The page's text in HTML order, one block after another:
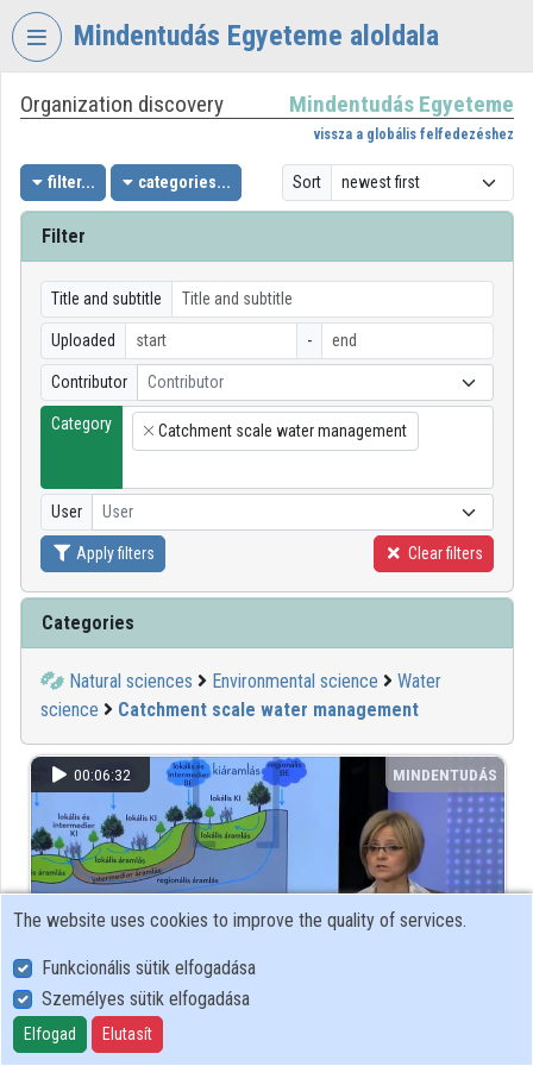
Skip header
Mindentudás Egyeteme aloldala
VIDEOTORIUM
MINDENTUDÁS
EGYETEME
Organization home
Log In
Organization discovery
Categories
Organization playlists
Organizations
Contributors
Organization discovery Mindentudás Egyeteme
vissza a globális felfedezéshez
filter... categories... Sort
Filter
Title and subtitle
Uploaded -
Contributor Contributor
Category
×
Catchment scale water management
User User
Apply filters Clear filters
Categories
Natural sciences Environmental science
Water
science
Catchment scale water management
00:06:32 MINDENTUDÁS
Talpunk alatt folyik? Felszín alatti áramlások a víz
The website uses cookies to improve the quality of services.
Funkcionális sütik elfogadása
Személyes sütik elfogadása
Elfogad Elutasít